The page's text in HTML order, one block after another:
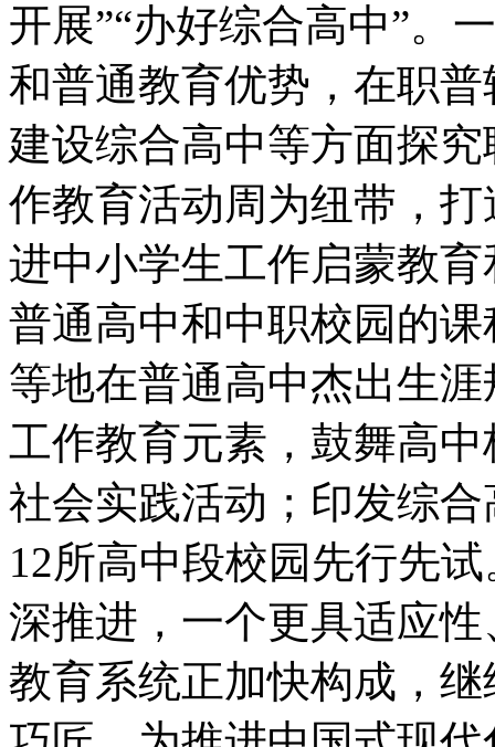
开展”“办好综合高中”。
和普通教育优势，在职普转
建设综合高中等方面探究
作教育活动周为纽带，
进中小学生工作启蒙教育和
普通高中和中职校园的课
等地在普通高中杰出生涯规
工作教育元素，鼓舞
社会实践活动；印发综
12所高中段校园先行先试
深推进，一个更具适应性
教育系统正加快构成